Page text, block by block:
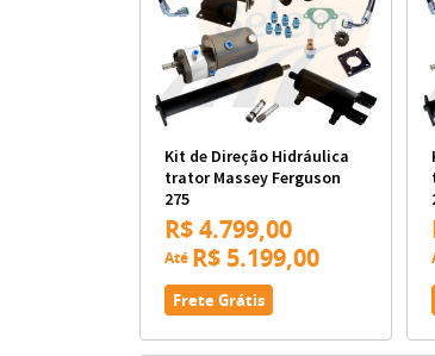
Kit de Direção Hidráulica
trator Massey Ferguson
275
R$ 4.799,00
Até R$ 5.199,00
Frete Grátis